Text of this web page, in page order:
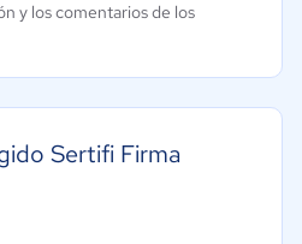
y los comentarios de los
Sertifi Firma